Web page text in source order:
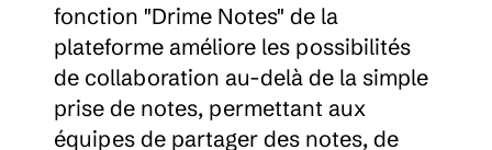
fonction "Drime Notes" de la
plateforme améliore les possibilités
de collaboration au-delà de la simple
prise de notes, permettant aux
équipes de partager des notes, de